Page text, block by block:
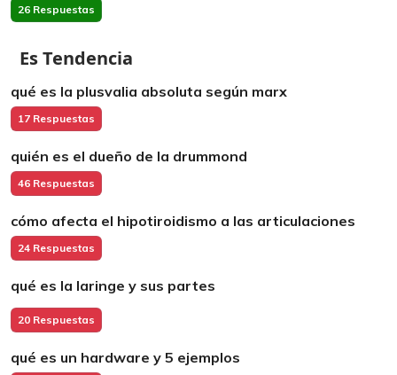
26 Respuestas
Es Tendencia
qué es la plusvalia absoluta según marx
17 Respuestas
quién es el dueño de la drummond
46 Respuestas
cómo afecta el hipotiroidismo a las articulaciones
24 Respuestas
qué es la laringe y sus partes
20 Respuestas
qué es un hardware y 5 ejemplos